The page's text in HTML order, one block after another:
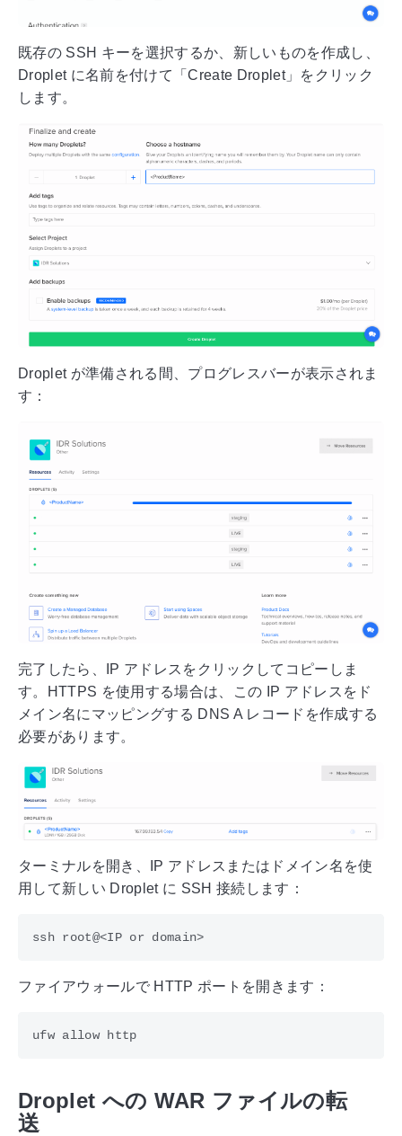
既存の SSH キーを選択するか、新しいものを作成し、
Droplet に名前を付けて「Create Droplet」をクリック
します。
Droplet が準備される間、プログレスバーが表示されま
す：
完了したら、IP アドレスをクリックしてコピーしま
す。HTTPS を使用する場合は、この IP アドレスをド
メイン名にマッピングする DNS A レコードを作成する
必要があります。
ターミナルを開き、IP アドレスまたはドメイン名を使
用して新しい Droplet に SSH 接続します：
ファイアウォールで HTTP ポートを開きます：
Droplet への WAR ファイルの転
送